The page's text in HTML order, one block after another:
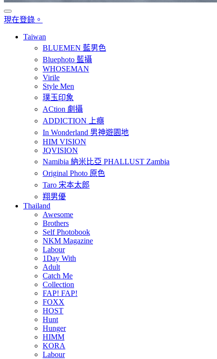
現在登錄。
Taiwan
BLUEMEN 藍男色
Bluephoto 藍攝
WHOSEMAN
Virile
Style Men
璞玉印象
ACtion 劇攝
ADDICTION 上癮
In Wonderland 男神遊園地
HIM VISION
JQVISION
Namibia 納米比亞 PHALLUST Zambia
Original Photo 原色
Taro 宋本太郎
翔男優
Thailand
Awesome
Brothers
Self Photobook
NKM Magazine
Labour
1Day With
Adult
Catch Me
Collection
FAP! FAP!
FOXX
HOST
Hunt
Hunger
HIMM
KORA
Labour